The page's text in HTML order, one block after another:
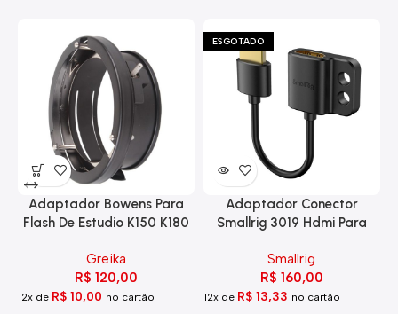
Adaptador Bowens Para
Flash De Estudio K150 K180
Greika
R$ 120,00
12x de R$ 10,00 no cartão
ESGOTADO
Adaptador Conector
Smallrig 3019 Hdmi Para
Smallrig
R$ 160,00
12x de R$13,33 no cartão